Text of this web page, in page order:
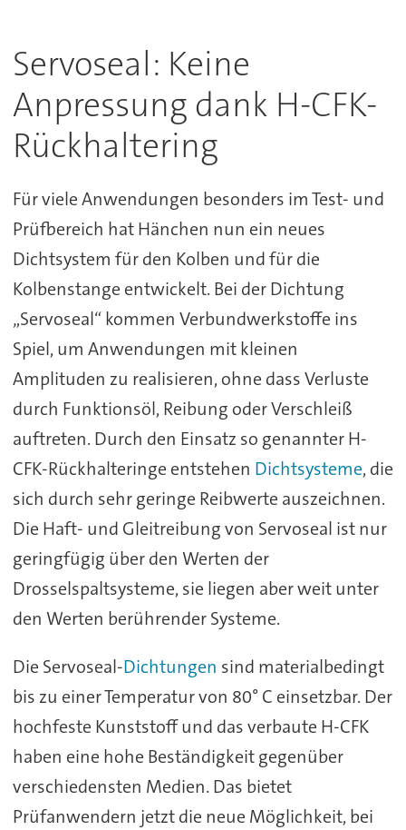
Servoseal: Keine
Anpressung dank H-CFK-
Rückhaltering
Für viele Anwendungen besonders im Test- und
Prüfbereich hat Hänchen nun ein neues
Dichtsystem für den Kolben und für die
Kolbenstange entwickelt. Bei der Dichtung
„Servoseal“ kommen Verbundwerkstoffe ins
Spiel, um Anwendungen mit kleinen
Amplituden zu realisieren, ohne dass Verluste
durch Funktionsöl, Reibung oder Verschleiß
auftreten. Durch den Einsatz so genannter H-
CFK-Rückhalteringe entstehen Dichtsysteme, die
sich durch sehr geringe Reibwerte auszeichnen.
Die Haft- und Gleitreibung von Servoseal ist nur
geringfügig über den Werten der
Drosselspaltsysteme, sie liegen aber weit unter
den Werten berührender Systeme.
Die Servoseal-Dichtungen sind materialbedingt
bis zu einer Temperatur von 80° C einsetzbar. Der
hochfeste Kunststoff und das verbaute H-CFK
haben eine hohe Beständigkeit gegenüber
verschiedensten Medien. Das bietet
Prüfanwendern jetzt die neue Möglichkeit, bei